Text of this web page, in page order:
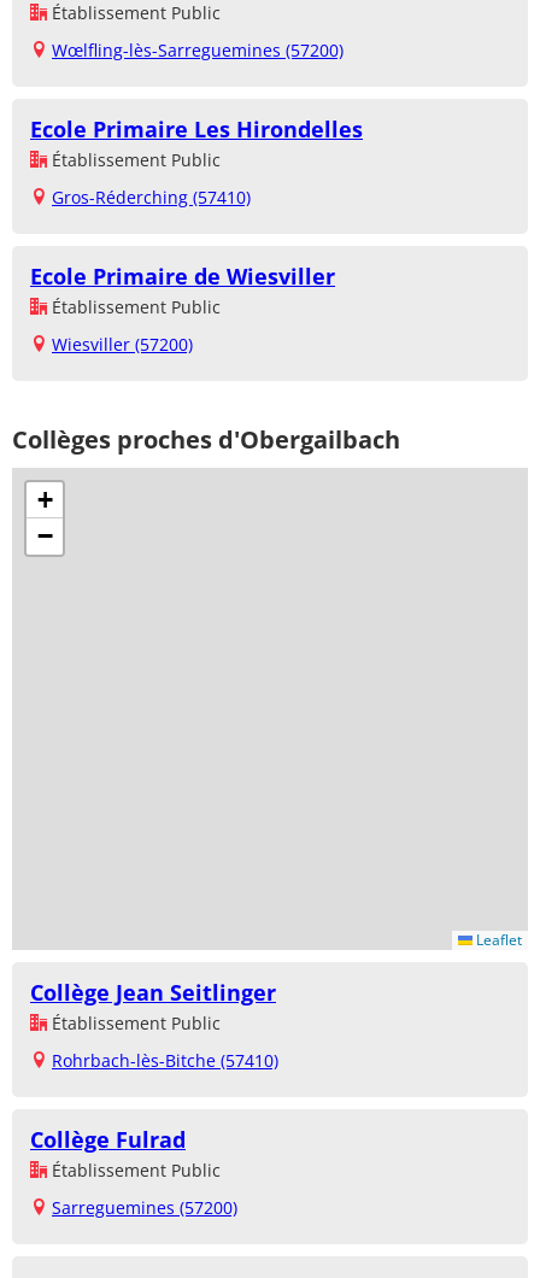
Établissement Public
Wœlfling-lès-Sarreguemines (57200)
Ecole Primaire Les Hirondelles
Établissement Public
Gros-Réderching (57410)
Ecole Primaire de Wiesviller
Établissement Public
Wiesviller (57200)
Collèges proches d'Obergailbach
+
−
Leaflet
Collège Jean Seitlinger
Établissement Public
Rohrbach-lès-Bitche (57410)
Collège Fulrad
Établissement Public
Sarreguemines (57200)